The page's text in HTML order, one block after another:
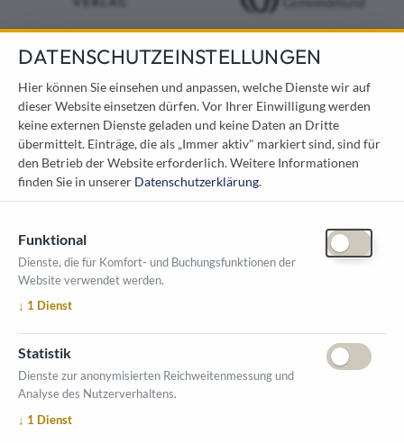
KONTAKT
Österreichischer Kommunal-Verlag GmbH
Löwelstraße 6 / 2. Stock
1010 Wien
messe@kommunal.at
ÖFFNUNGSZEITEN MESSE
2. Oktober 2026, 9-16 Uhr
VERANSTALTUNGSORT
Salzburger Messe
Messezentrum 1
5020 Salzburg
DATENSCHUTZEINSTELLUNGEN
Hier können Sie einsehen und anpassen, welche Dienste wir auf
dieser Website einsetzen dürfen. Vor Ihrer Einwilligung werden
keine externen Dienste geladen und keine Daten an Dritte
übermittelt. Einträge, die als „Immer aktiv" markiert sind, sind für
den Betrieb der Website erforderlich.Weitere Informationen
finden Sie in unserer Datenschutzerklärung.
Funktional
Dienste, die für Komfort- und Buchungsfunktionen der
Website verwendet werden.
↓ 1 Dienst
Statistik
Dienste zur anonymisierten Reichweitenmessung und
Analyse des Nutzerverhaltens.
↓ 1 Dienst